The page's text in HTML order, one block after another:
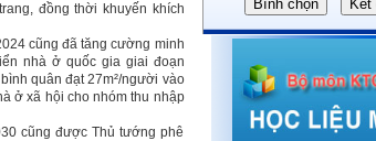
đồng thời khuyến khích
cũng đã tăng cường minh
nhà ở quốc gia giai đoạn
quân đạt 27m²/người vào
ở xã hội cho nhóm thu nhập
cũng được Thủ tướng phê